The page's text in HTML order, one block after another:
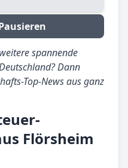
spannende
Dann
Top-News aus ganz
Flörsheim